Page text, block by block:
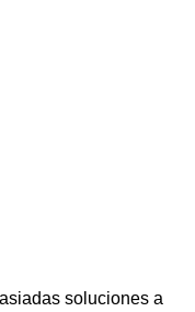
soluciones a